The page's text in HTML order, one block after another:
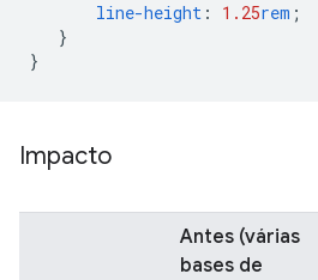
line-height : 1.25rem ;
}
}
Impacto
Antes (várias
bases de